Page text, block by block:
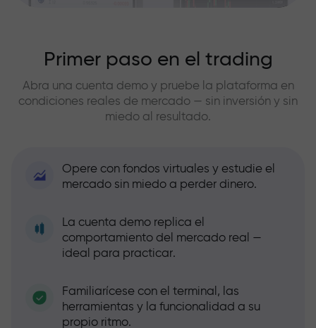
Primer paso en el trading
Abra una cuenta demo y pruebe la plataforma en
condiciones reales de mercado — sin inversión y sin
miedo al resultado.
Opere con fondos virtuales y estudie el
mercado sin miedo a perder dinero.
La cuenta demo replica el
comportamiento del mercado real —
ideal para practicar.
Familiarícese con el terminal, las
herramientas y la funcionalidad a su
propio ritmo.